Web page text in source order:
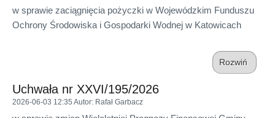
w sprawie zaciągnięcia pożyczki w Wojewódzkim Funduszu
Ochrony Środowiska i Gospodarki Wodnej w Katowicach
Rozwiń
Uchwała nr XXVI/195/2026
2026-06-03 12:35 Autor: Rafał Garbacz